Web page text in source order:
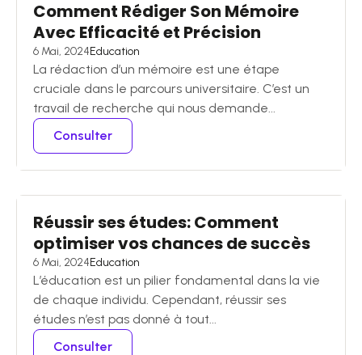
Comment Rédiger Son Mémoire
Avec Efficacité et Précision
6 Mai, 2024Education
La rédaction d’un mémoire est une étape
cruciale dans le parcours universitaire. C’est un
travail de recherche qui nous demande...
Consulter
Réussir ses études: Comment
optimiser vos chances de succès
6 Mai, 2024Education
L’éducation est un pilier fondamental dans la vie
de chaque individu. Cependant, réussir ses
études n’est pas donné à tout...
Consulter